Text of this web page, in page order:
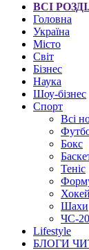
ВСІ
Головна
Україна
Місто
Світ
Бізнес
Наука
Шоу-бізнес
Спорт
Всі
Бокс
Теніс
Хокей
Шахи
ЧС-
Lifestyle
БЛОГИ